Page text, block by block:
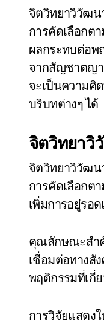
จิตวิทยาวิวัฒน
การคัดเลือกต
ผลกระทบต่อพ
จากสัญชาตญา
จะเป็นความคิ
บริบทต่างๆ ได้
จิตวิทยาวิ
จิตวิทยาวิวัฒน
การคัดเลือกต
เพิ่มการอยู่รอ
คุณลักษณะสำคั
เชื่อมต่อทางสั
พฤติกรรมที่เกี่
การวิจัยแสดง